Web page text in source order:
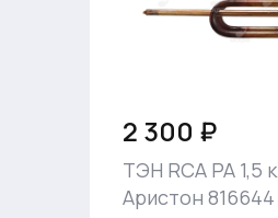
2 300 ₽
ТЭН RCA PA 1,5
Аристон 816644